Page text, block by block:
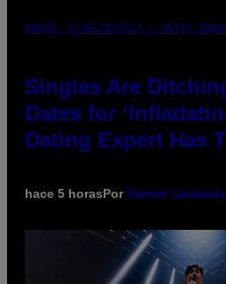
PHOTO: PIXELSEFFECT / GETTY
Singles Are
Dates for
Dating Expert Has
hace 5 horasPorSammi Caramela